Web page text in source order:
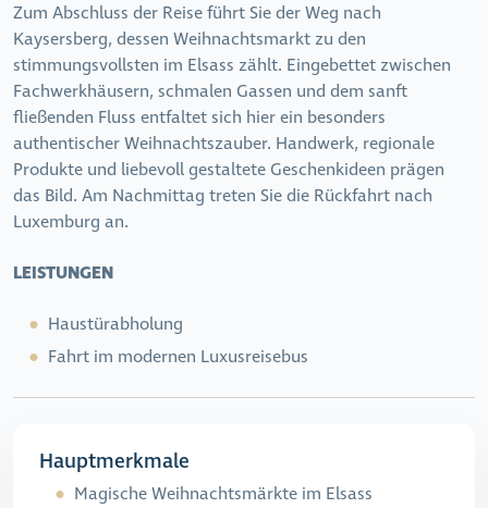
Zum Abschluss der Reise führt Sie der Weg nach
Kaysersberg, dessen Weihnachtsmarkt zu den
stimmungsvollsten im Elsass zählt. Eingebettet zwischen
Fachwerkhäusern, schmalen Gassen und dem sanft
fließenden Fluss entfaltet sich hier ein besonders
authentischer Weihnachtszauber. Handwerk, regionale
Produkte und liebevoll gestaltete Geschenkideen prägen
das Bild. Am Nachmittag treten Sie die Rückfahrt nach
Luxemburg an.
LEISTUNGEN
Haustürabholung
Fahrt im modernen Luxusreisebus
Hauptmerkmale
Magische Weihnachtsmärkte im Elsass